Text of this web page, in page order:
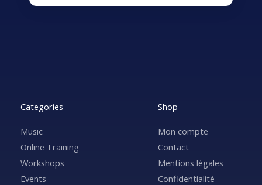
Categories
Music
Online Training
Workshops
Events
Shop
Mon compte
Contact
Mentions légales
Confidentialité